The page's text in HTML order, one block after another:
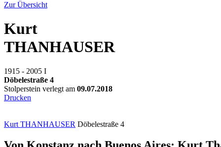
Zur Übersicht
Kurt
THANHAUSER
1915 - 2005 I
Döbelestraße 4
Stolperstein verlegt am 09.07.2018
Drucken
Kurt THANHAUSER Döbelestraße 4